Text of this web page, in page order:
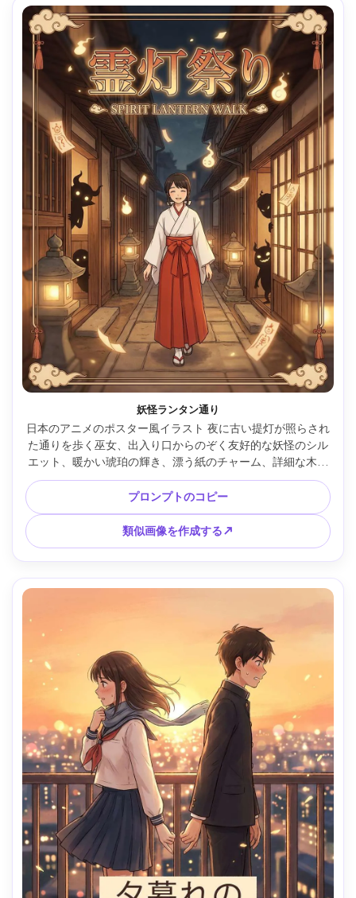
妖怪ランタン通り
日本のアニメのポスター風イラスト 夜に古い提灯が照らされ
た通りを歩く巫女、出入り口からのぞく友好的な妖怪のシル
エット、暖かい琥珀の輝き、漂う紙のチャーム、詳細な木の
質感、柔らかいセルの陰影、居心地の良い超自然的な雰囲
気、上にタイトルスペースがある被写体を中心に、装飾的な
境界要素、プロのポスターデザイン、85mmレンズ、浅い被
写界深度、柔らかい映画的照明 --ar 4:5
プロンプトのコピー
類似画像を作成する↗